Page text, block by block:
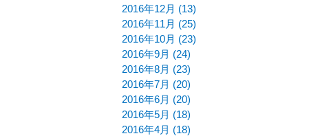
2016年12月 (13)
2016年11月 (25)
2016年10月 (23)
2016年9月 (24)
2016年8月 (23)
2016年7月 (20)
2016年6月 (20)
2016年5月 (18)
2016年4月 (18)